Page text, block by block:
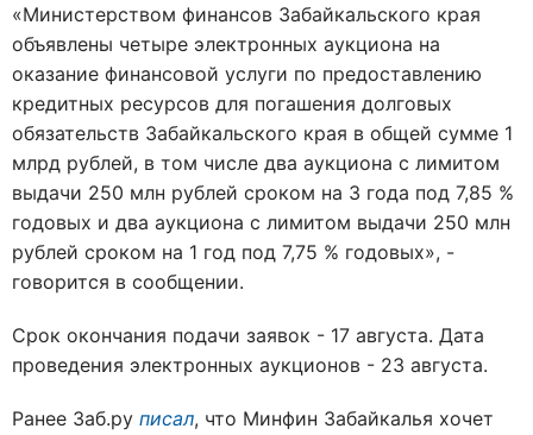
«Министерством финансов Забайкальского края
объявлены четыре электронных аукциона на
оказание финансовой услуги по предоставлению
кредитных ресурсов для погашения долговых
обязательств Забайкальского края в общей сумме 1
млрд рублей, в том числе два аукциона с лимитом
выдачи 250 млн рублей сроком на 3 года под 7,85 %
годовых и два аукциона с лимитом выдачи 250 млн
рублей сроком на 1 год под 7,75 % годовых», -
говорится в сообщении.
Срок окончания подачи заявок - 17 августа. Дата
проведения электронных аукционов - 23 августа.
Ранее Заб.ру писал, что Минфин Забайкалья хочет